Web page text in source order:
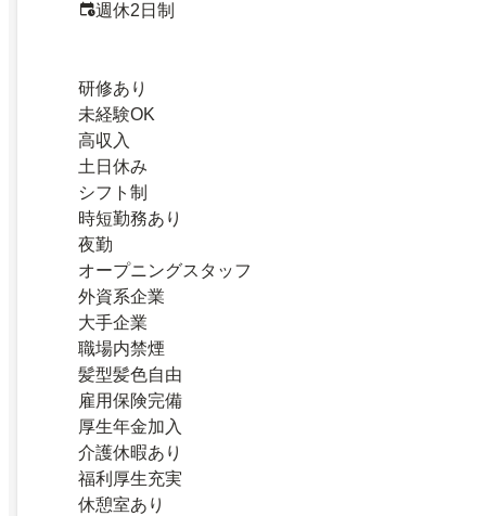
週休2日制
研修あり
未経験OK
高収入
土日休み
シフト制
時短勤務あり
夜勤
オープニングスタッフ
外資系企業
大手企業
職場内禁煙
髪型髪色自由
雇用保険完備
厚生年金加入
介護休暇あり
福利厚生充実
休憩室あり